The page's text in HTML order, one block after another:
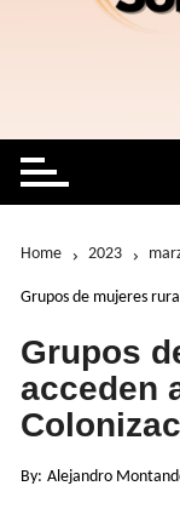
Home 2023
Grupos de mujeres
Grupos
acceden
By: Alejandro